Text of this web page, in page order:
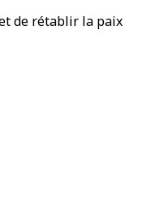
de rétablir la paix